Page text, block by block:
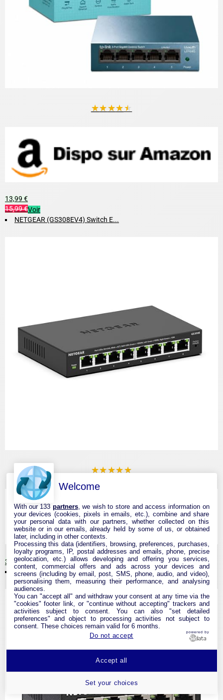
★★★★★
13,99 €
15,99 €Voir
NETGEAR (GS308EV4) Switch E...
★★★★★
33,99 €Voir
NETGEAR GS305-300PES Switch...
Welcome
With our 133 partners, we wish to store and access information on
your devices (cookies, pixels in emails, etc.), combine and share
your personal data with our partners, whether collected on this
website or in our emails, already held by some of us, or obtained
later, including in other contexts.
Processing this data (identifiers, browsing, preferences, purchases,
loyalty programs, IP, postal addresses and emails, phone, precise
geolocation, etc.) allows developing and offering you services,
content, commercial offers and ads across your devices and
screens (including by email, post, SMS, phone, audio, and video),
personalising them, measuring their performance, and analysing
audiences.
You can "accept all" and withdraw your consent at any time via the
"cookies" footer link, or "continue without accepting" trackers and
activities subject to consent. You can also "set detailed
preferences" and object to processing activities not subject to
consent. These choices remain valid for 6 months.
Do not accept
powered by
Set your choices
Accept all